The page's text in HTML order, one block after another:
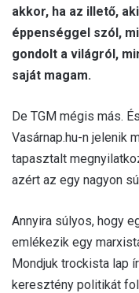
akkor, ha az illető,
éppenséggel szól,
gondolt a világról,
saját magam.
De TGM mégis más.
Vasárnap.hu-n jelenik
tapasztalt
azért az egy nagyon
Annyira súlyos, hogy
emlékezik egy
Mondjuk trockista lap
keresztény politikát